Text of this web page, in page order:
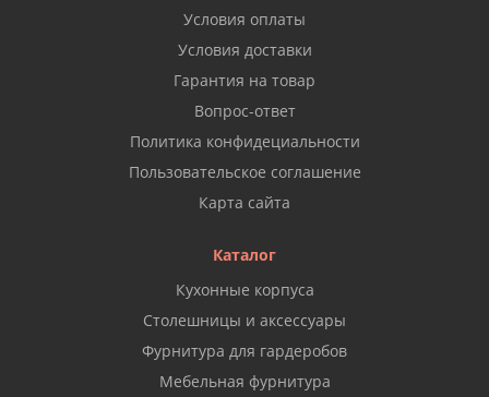
Условия оплаты
Условия доставки
Гарантия на товар
Вопрос-ответ
Политика конфидециальности
Пользовательское соглашение
Карта сайта
Каталог
Кухонные корпуса
Столешницы и аксессуары
Фурнитура для гардеробов
Мебельная фурнитура